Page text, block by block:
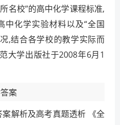
名校”的高中化学课程标准,
中化学实验材料以及“全国
,结合各学校的教学实际而
大学出版社于2008年6月1
案
解析及高考真题透析 《全